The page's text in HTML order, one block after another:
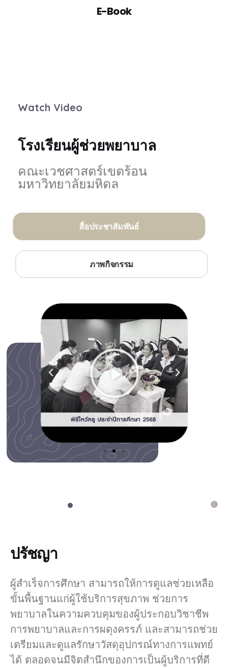
E-Book
Watch Video
โรงเรียนผู้ช่วยพยาบาล
คณะเวชศาสตร์เขตร้อน
มหาวิทยาลัยมหิดล
สื่อประชาสัมพันธ์
ภาพกิจกรรม
ปรัชญา
ผู้สำเร็จการศึกษา สามารถให้การดูแลช่วยเหลือ
ขั้นพื้นฐานแก่ผู้ใช้บริการสุขภาพ ช่วยการ
พยาบาลในความควบคุมของผู้ประกอบวิชาชีพ
การพยาบาลและการผดุงครรภ์ และสามารถช่วย
เตรียมและดูแลรักษาวัสดุอุปกรณ์ทางการแพทย์
ได้ ตลอดจนมีจิตสำนึกของการเป็นผู้บริการที่ดี